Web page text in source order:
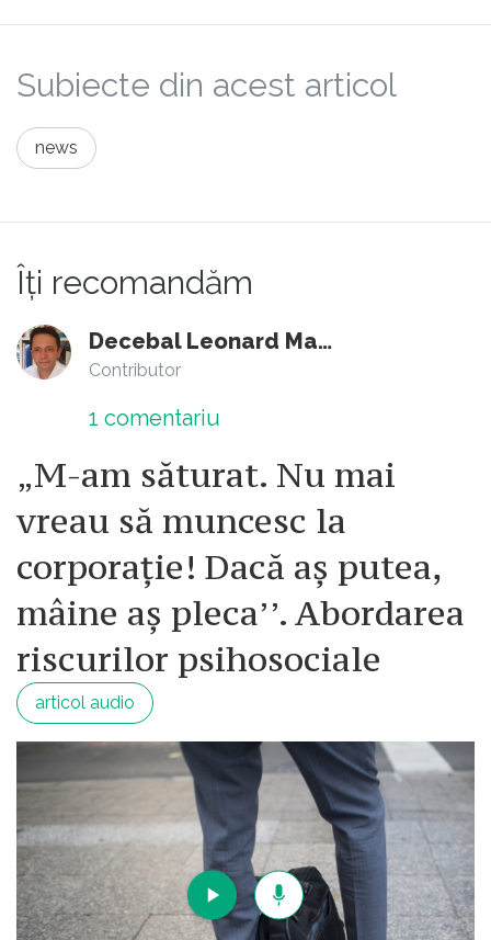
apară frauda lui CG care a cheltuit cel puțin
declarând oficial că a avut 0 lei cheltuiți.
Subiecte din acest articol
news
Îți recomandăm
Decebal Leonard Marin
Contributor
1 comentariu
„M-am săturat. Nu mai
vreau să muncesc la
corporație! Dacă aș putea,
mâine aș pleca’’. Abordarea
riscurilor psihosociale
articol audio